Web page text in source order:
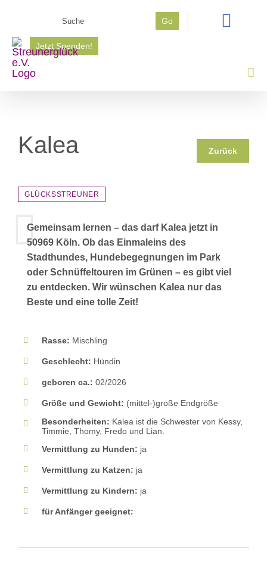
springen
Go
Jetzt Spenden!
Kalea Zurück
GLÜCKSSTREUNER
Gemeinsam lernen – das darf Kalea jetzt in
50969 Köln. Ob das Einmaleins des
Stadthundes, Hundebegegnungen im Park
oder Schnüffeltouren im Grünen – es gibt viel
zu entdecken. Wir wünschen Kalea nur das
Beste und eine tolle Zeit!
Rasse: Mischling
Geschlecht: Hündin
geboren ca.: 02/2026
Größe und Gewicht: (mittel-)große Endgröße
Besonderheiten: Kalea ist die Schwester von Kessy,
Timmie, Thomy, Fredo und Lian.
Vermittlung zu Hunden: ja
Vermittlung zu Katzen: ja
Vermittlung zu Kindern: ja
für Anfänger geeignet: